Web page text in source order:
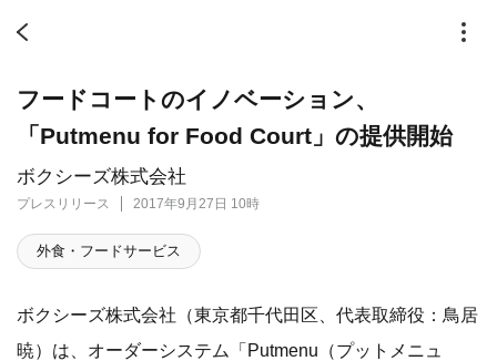
ボクシーズ株式会社
プレスリリース 2017年9月27日 10時
フードコートのイノベーション、
「Putmenu for Food Court」の提供開始
外食・フードサービス
ボクシーズ株式会社（東京都千代田区、代表取締役：鳥居
暁）は、オーダーシステム「Putmenu（プットメニュ